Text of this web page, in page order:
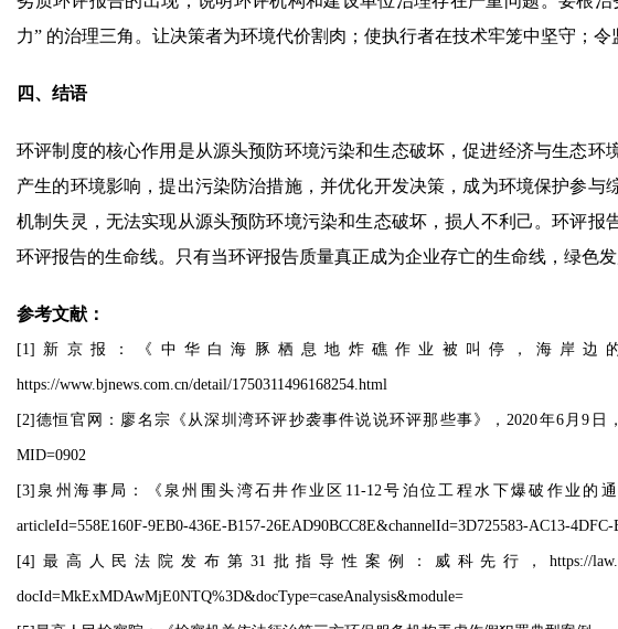
力” 的治理三角。让决策者为环境代价割肉；使执行者在技术牢笼中坚守；令
四、结语
环评制度的核心作用是从源头预防环境污染和生态破坏，促进经济与生态
产生的环境影响，提出污染防治措施，并优化开发决策，成为环境保护参
机制失灵，无法实现从源头预防环境污染和生态破坏，损人不利己。环评
环评报告的生命线。只有当环评报告质量真正成为企业存亡的生命线，绿色
参考文献：
[1]新京报：《中华白海豚栖息地炸礁作业被叫停，海岸边
https://www.bjnews.com.cn/detail/1750311496168254.html
[2]德恒官网：廖名宗《从深圳湾环评抄袭事件说说环评那些事》，2020年6月9日，
MID=0902
[3]泉州海事局：《泉州围头湾石井作业区11-12号泊位工程水下爆破作业的通告
articleId=558E160F-9EB0-436E-B157-26EAD90BCC8E&channelId=3D725583-AC13-
[4]最高人民法院发布第31批指导性案例：威科先行，https://
docId=MkExMDAwMjE0NTQ%3D&docType=caseAnalysis&module=